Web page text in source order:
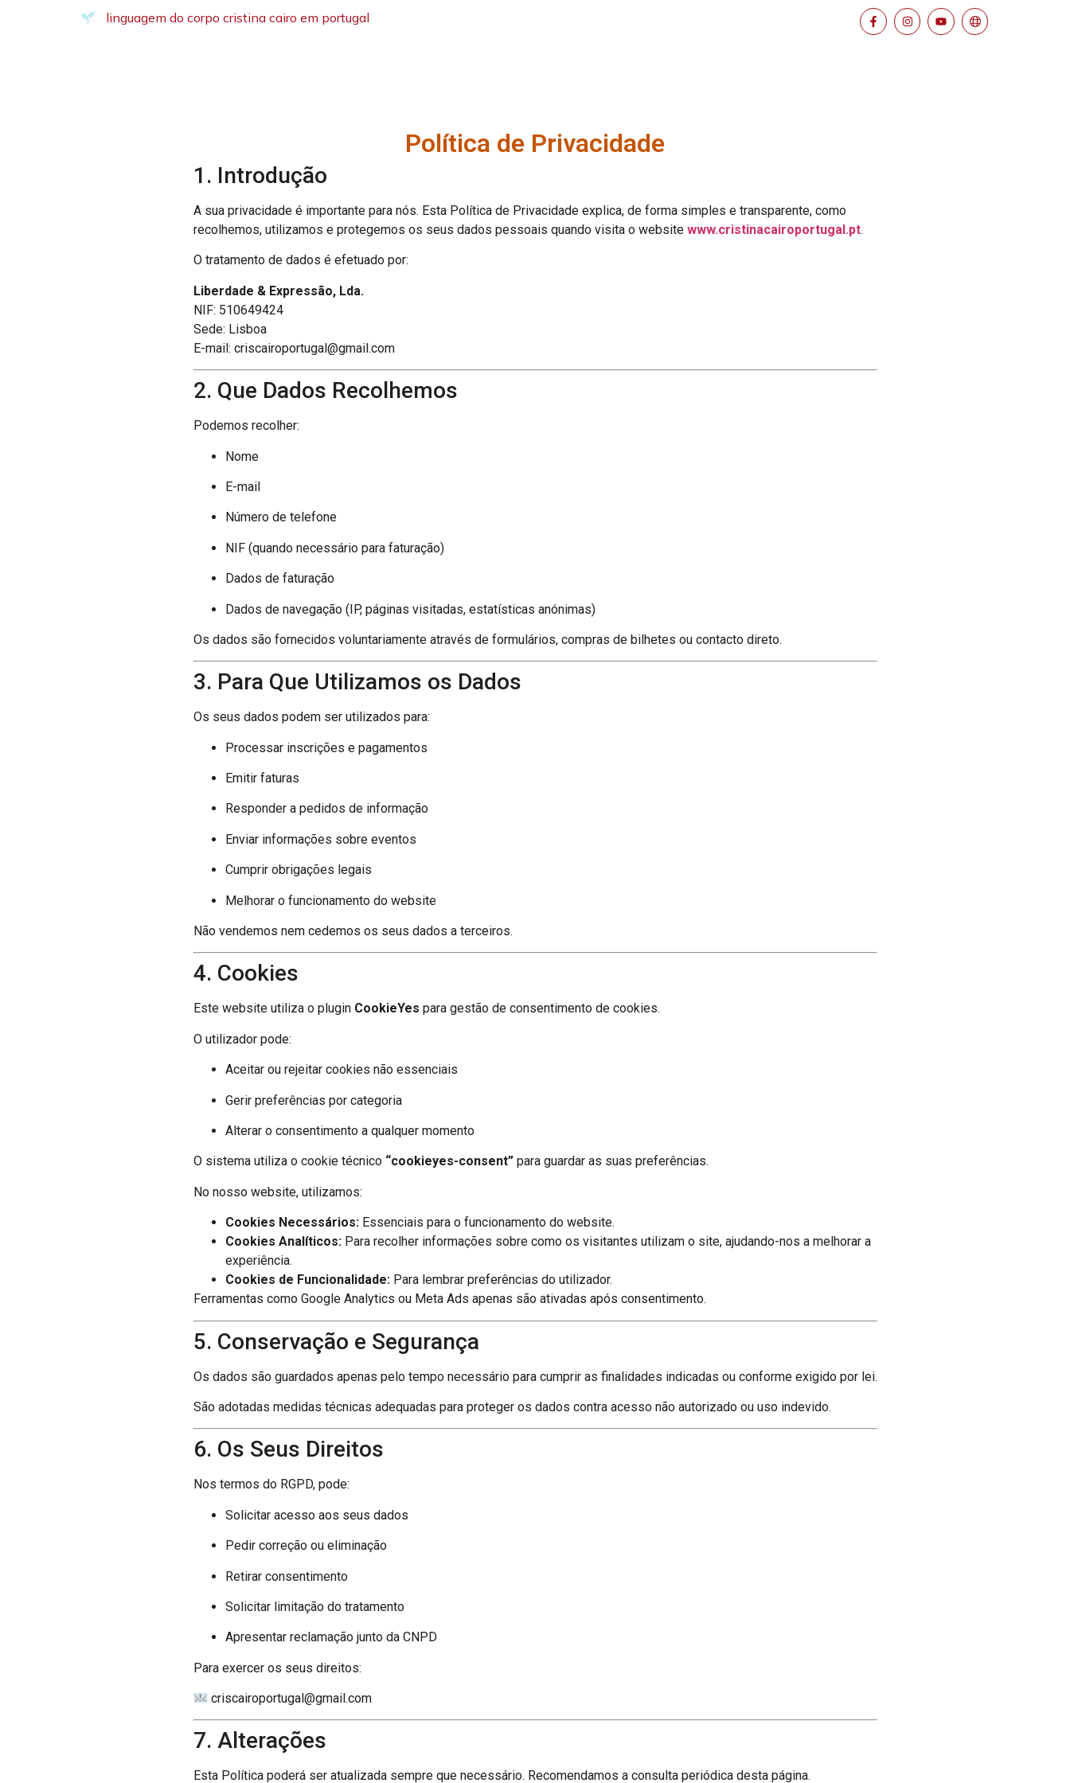
linguagem do corpo cristina cairo em portugal
Política de Privacidade
1. Introdução
A sua privacidade é importante para nós. Esta Política de Privacidade explica, de forma simples e transparente, como
recolhemos, utilizamos e protegemos os seus dados pessoais quando visita o website www.cristinacairoportugal.pt.
O tratamento de dados é efetuado por:
Liberdade & Expressão, Lda.
NIF: 510649424
Sede: Lisboa
E-mail: criscairoportugal@gmail.com
2. Que Dados Recolhemos
Podemos recolher:
Nome
E-mail
Número de telefone
NIF (quando necessário para faturação)
Dados de faturação
Dados de navegação (IP, páginas visitadas, estatísticas anónimas)
Os dados são fornecidos voluntariamente através de formulários, compras de bilhetes ou contacto direto.
3. Para Que Utilizamos os Dados
Os seus dados podem ser utilizados para:
Processar inscrições e pagamentos
Emitir faturas
Responder a pedidos de informação
Enviar informações sobre eventos
Cumprir obrigações legais
Melhorar o funcionamento do website
Não vendemos nem cedemos os seus dados a terceiros.
4. Cookies
Este website utiliza o plugin CookieYes para gestão de consentimento de cookies.
O utilizador pode:
Aceitar ou rejeitar cookies não essenciais
Gerir preferências por categoria
Alterar o consentimento a qualquer momento
O sistema utiliza o cookie técnico “cookieyes-consent”para guardar as suas preferências.
No nosso website, utilizamos:
Cookies Necessários:Essenciais para o funcionamento do website.
Cookies Analíticos:Para recolher informações sobre como os visitantes utilizam o site, ajudando-nos a melhorar a
experiência.
Cookies de Funcionalidade:Para lembrar preferências do utilizador.
Ferramentas como Google Analytics ou Meta Ads apenas são ativadas após consentimento.
5. Conservação e Segurança
Os dados são guardados apenas pelo tempo necessário para cumprir as finalidades indicadas ou conforme exigido por lei.
São adotadas medidas técnicas adequadas para proteger os dados contra acesso não autorizado ou uso indevido.
6. Os Seus Direitos
Nos termos do RGPD, pode:
Solicitar acesso aos seus dados
Pedir correção ou eliminação
Retirar consentimento
Solicitar limitação do tratamento
Apresentar reclamação junto da CNPD
Para exercer os seus direitos:
criscairoportugal@gmail.com
7. Alterações
Esta Política poderá ser atualizada sempre que necessário. Recomendamos a consulta periódica desta página.